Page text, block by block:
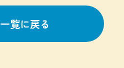
一覧に戻る